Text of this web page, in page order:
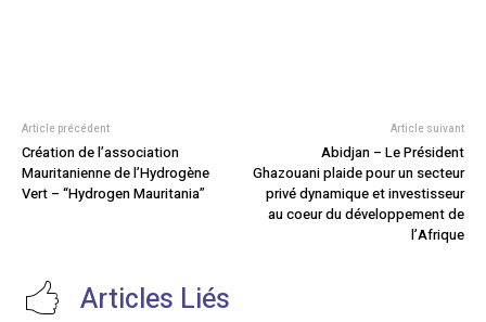
Article précédent
Création de l’association
Mauritanienne de l’Hydrogène
Vert – “Hydrogen Mauritania”
Article suivant
Abidjan – Le Président
Ghazouani plaide pour un secteur
privé dynamique et investisseur
au coeur du développement de
l’Afrique
Articles Liés